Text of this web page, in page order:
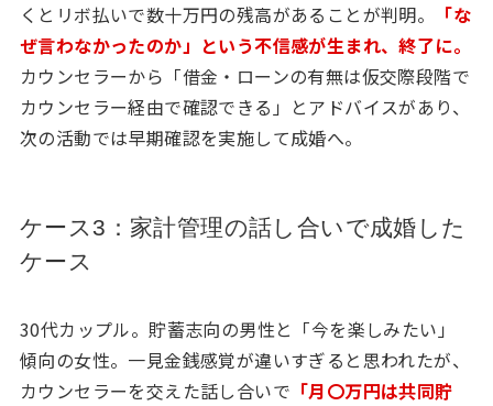
くとリボ払いで数十万円の残高があることが判明。
「な
ぜ言わなかったのか」という不信感が生まれ、終了に。
カウンセラーから「借金・ローンの有無は仮交際段階で
カウンセラー経由で確認できる」とアドバイスがあり、
次の活動では早期確認を実施して成婚へ。
ケース3：家計管理の話し合いで成婚した
ケース
30代カップル。貯蓄志向の男性と「今を楽しみたい」
傾向の女性。一見金銭感覚が違いすぎると思われたが、
カウンセラーを交えた話し合いで 「月〇万円は共同貯